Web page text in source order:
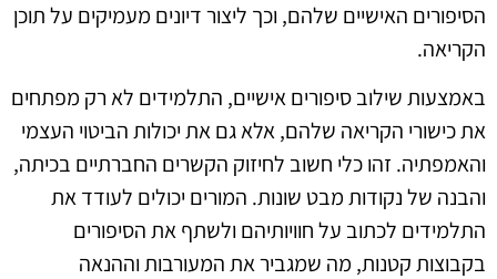
הסיפורים האישיים שלהם, וכך ליצור דיונים מעמיקים על תוכן
הקריאה.
באמצעות שילוב סיפורים אישיים, התלמידים לא רק מפתחים
את כישורי הקריאה שלהם, אלא גם את יכולות הביטוי העצמי
והאמפתיה. זהו כלי חשוב לחיזוק הקשרים החברתיים בכיתה,
והבנה של נקודות מבט שונות. המורים יכולים לעודד את
התלמידים לכתוב על חוויותיהם ולשתף את הסיפורים
בקבוצות קטנות, מה שמגביר את המעורבות וההנאה